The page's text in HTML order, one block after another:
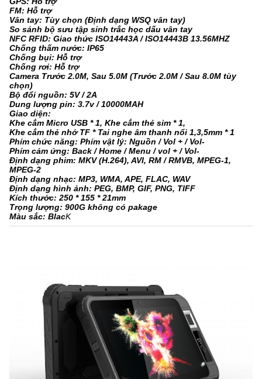
FM: Hỗ trợ
Vân tay: Tùy chọn (Định dạng WSQ vân tay)
So sánh bộ sưu tập sinh trắc học dấu vân tay
NFC RFID: Giao thức ISO14443A / ISO14443B 13.56MHZ
Chống thấm nước: IP65
Chống bụi: Hỗ trợ
Chống rơi: Hỗ trợ
Camera Trước 2.0M, Sau 5.0M (Trước 2.0M / Sau 8.0M tùy
chọn)
Bộ đổi nguồn: 5V / 2A
Dung lượng pin: 3.7v / 10000MAH
Giao diện:
Khe cắm Micro USB * 1, Khe cắm thẻ sim * 1,
Khe cắm thẻ nhớ TF * Tai nghe âm thanh nổi 1,3,5mm * 1
Phím chức năng: Phím vật lý: Nguồn / Vol + / Vol-
Phím cảm ứng: Back / Home / Menu / vol + / Vol-
Định dạng phim: MKV (H.264), AVI, RM / RMVB, MPEG-1,
MPEG-2
Định dạng nhạc: MP3, WMA, APE, FLAC, WAV
Định dạng hình ảnh: PEG, BMP, GIF, PNG, TIFF
Kích thước: 250 * 155 * 21mm
Trọng lượng: 900G không có pakage
Màu sắc: BlacK